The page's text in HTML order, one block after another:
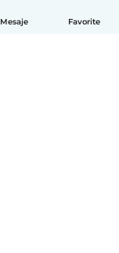
Mesaje Favorite